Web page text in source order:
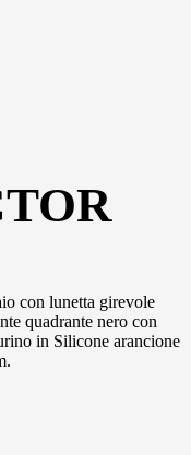
con lunetta girevole
quadrante nero con
in Silicone arancione